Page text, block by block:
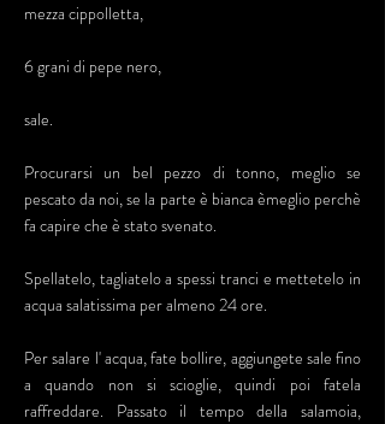
mezza cippolletta,
6 grani di pepe nero,
sale.
Procurarsi un bel pezzo di tonno, meglio se
pescato da noi, se la parte è bianca èmeglio perchè
fa capire che è stato svenato.
Spellatelo, tagliatelo a spessi tranci e mettetelo in
acqua salatissima per almeno 24 ore.
Per salare l' acqua, fate bollire, aggiungete sale fino
a quando non si scioglie, quindi poi fatela
raffreddare. Passato il tempo della salamoia,